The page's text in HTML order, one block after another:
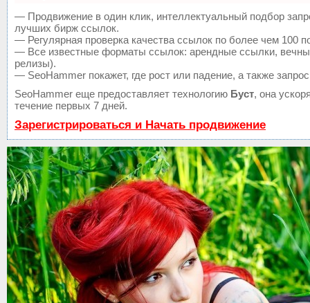
— Продвижение в один клик, интеллектуальный подбор
лучших бирж ссылок.
— Регулярная проверка качества ссылок по более чем 100
— Все известные форматы ссылок: арендные ссылки,
релизы).
— SeoHammer покажет, где рост или падение, а также
SeoHammer еще предоставляет технологию Буст, она
течение первых 7 дней.
Зарегистрироваться и Начать продвижение